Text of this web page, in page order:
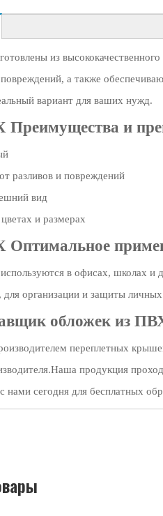
из
а также
вариант для ваших нужд.
и
разливов и повреждений
вид
и ​​размерах
в офисах, школах и
для организации и защиты
обложек из
переплетных
продукция
нами сегодня для бесплатных